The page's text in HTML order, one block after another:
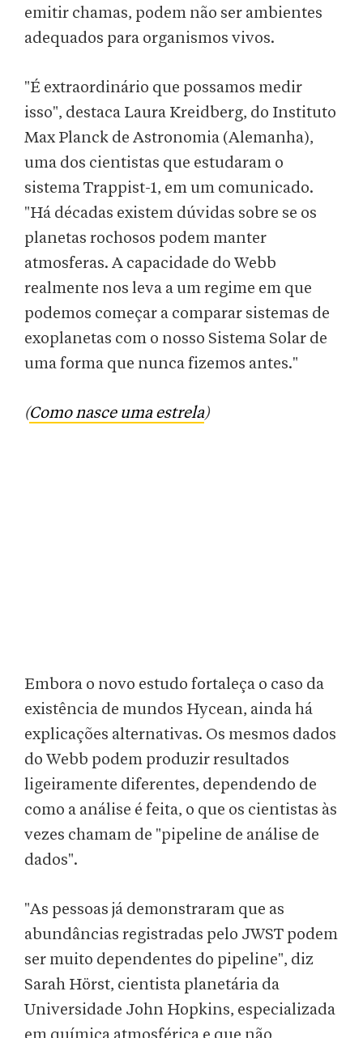
emitir chamas, podem não ser ambientes
adequados para organismos vivos.
"É extraordinário que possamos medir
isso", destaca Laura Kreidberg, do Instituto
Max Planck de Astronomia (Alemanha),
uma dos cientistas que estudaram o
sistema Trappist-1, em um comunicado.
"Há décadas existem dúvidas sobre se os
planetas rochosos podem manter
atmosferas. A capacidade do Webb
realmente nos leva a um regime em que
podemos começar a comparar sistemas de
exoplanetas com o nosso Sistema Solar de
uma forma que nunca fizemos antes."
(Como nasce uma estrela)
Embora o novo estudo fortaleça o caso da
existência de mundos Hycean, ainda há
explicações alternativas. Os mesmos dados
do Webb podem produzir resultados
ligeiramente diferentes, dependendo de
como a análise é feita, o que os cientistas às
vezes chamam de "pipeline de análise de
dados".
"As pessoas já demonstraram que as
abundâncias registradas pelo JWST podem
ser muito dependentes do pipeline", diz
Sarah Hörst, cientista planetária da
Universidade John Hopkins, especializada